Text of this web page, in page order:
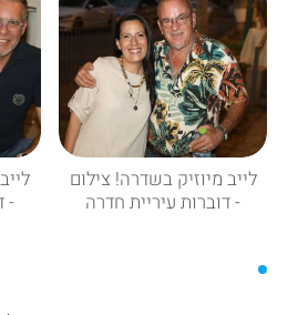
לייב מיוזיק בשדרה! צילום
- דוברות עיריית חדרה
-